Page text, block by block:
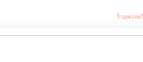
ร้านพวงห